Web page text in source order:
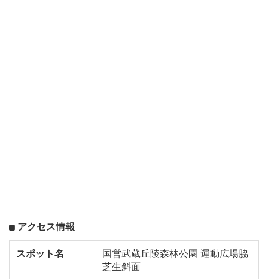
アクセス情報
スポット名
国営武蔵丘陵森林公園 運動広場脇
芝生斜面